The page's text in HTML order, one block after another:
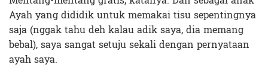
Ayah yang dididik untuk memakai tisu sepentingnya
saja (nggak tahu deh kalau adik saya, dia memang
bebal), saya sangat setuju sekali dengan pernyataan
ayah saya.